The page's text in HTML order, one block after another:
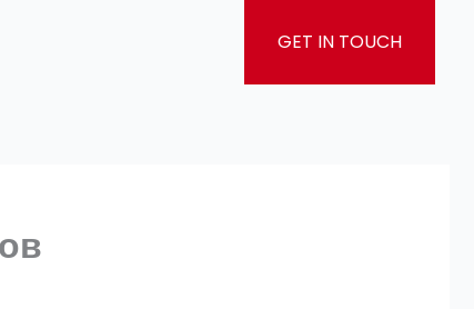
GET IN TOUCH